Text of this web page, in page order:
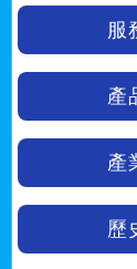
服
產
產
歷